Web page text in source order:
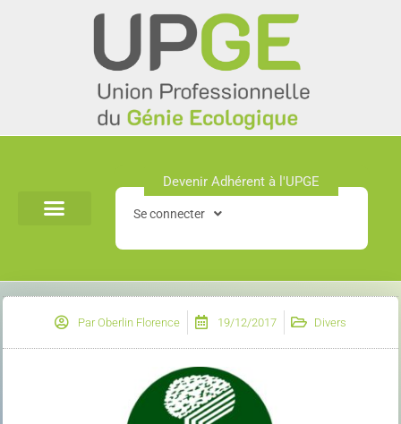
Devenir Adhérent à l'UPGE​
Se connecter
ParOberlin Florence 19/12/2017 Divers